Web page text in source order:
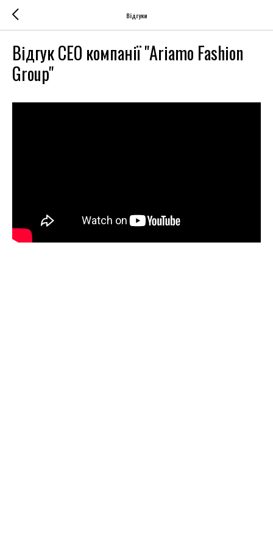
Відгуки
Відгук СЕО компанії "Ariamo Fashion
Group"